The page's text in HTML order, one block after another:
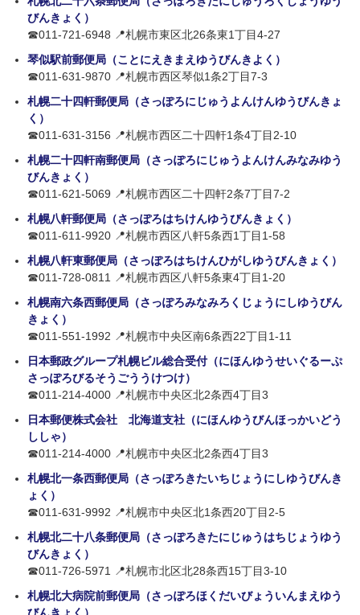
びんきょく）
☎011-721-6948 📍札幌市東区北26条東1丁目4-27
琴似駅前郵便局（ことにえきまえゆうびんきよく）
☎011-631-9870 📍札幌市西区琴似1条2丁目7-3
札幌二十四軒郵便局（さっぽろにじゅうよんけんゆうびんきょ
く）
☎011-631-3156 📍札幌市西区二十四軒1条4丁目2-10
札幌二十四軒南郵便局（さっぽろにじゅうよんけんみなみゆう
びんきょく）
☎011-621-5069 📍札幌市西区二十四軒2条7丁目7-2
札幌八軒郵便局（さっぽろはちけんゆうびんきょく）
☎011-611-9920 📍札幌市西区八軒5条西1丁目1-58
札幌八軒東郵便局（さっぽろはちけんひがしゆうびんきょく）
☎011-728-0811 📍札幌市西区八軒5条東4丁目1-20
札幌南六条西郵便局（さっぽろみなみろくじょうにしゆうびん
きょく）
☎011-551-1992 📍札幌市中央区南6条西22丁目1-11
日本郵政グループ札幌ビル総合受付（にほんゆうせいぐるーぷ
さっぽろびるそうごううけつけ）
☎011-214-4000 📍札幌市中央区北2条西4丁目3
日本郵便株式会社 北海道支社（にほんゆうびんほっかいどう
ししゃ）
☎011-214-4000 📍札幌市中央区北2条西4丁目3
札幌北一条西郵便局（さっぽろきたいちじょうにしゆうびんき
ょく）
☎011-631-9992 📍札幌市中央区北1条西20丁目2-5
札幌北二十八条郵便局（さっぽろきたにじゅうはちじょうゆう
びんきょく）
☎011-726-5971 📍札幌市北区北28条西15丁目3-10
札幌北大病院前郵便局（さっぽろほくだいびょういんまえゆう